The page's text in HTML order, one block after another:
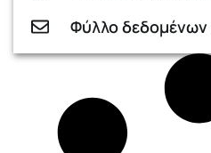
Φύλλο δεδομένων